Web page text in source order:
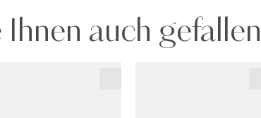
auch gefallen